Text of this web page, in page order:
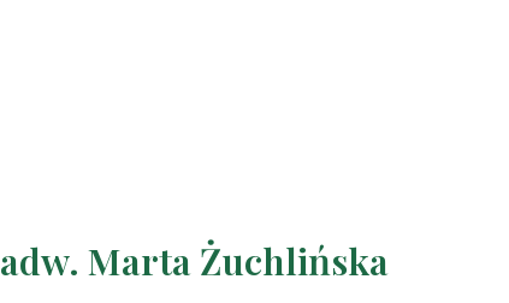
adw. Marta Żuchlińska